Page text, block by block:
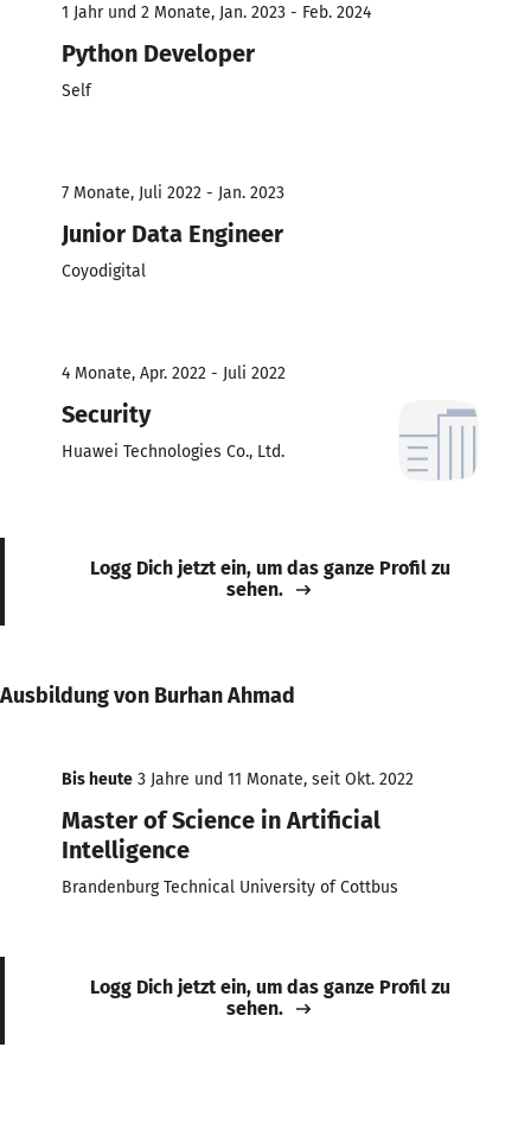
1 Jahr und 2 Monate, Jan. 2023 - Feb. 2024
Python Developer
Self
7 Monate, Juli 2022 - Jan. 2023
Junior Data Engineer
Coyodigital
4 Monate, Apr. 2022 - Juli 2022
Security
Huawei Technologies Co., Ltd.
Logg Dich jetzt ein, um das ganze Profil zu
sehen.
Ausbildung von Burhan Ahmad
Bis heute 3 Jahre und 11 Monate, seit Okt. 2022
Master of Science in Artificial
Intelligence
Brandenburg Technical University of Cottbus
Logg Dich jetzt ein, um das ganze Profil zu
sehen.